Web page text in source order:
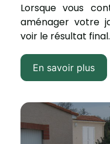
Lorsque vous
aménager votre
voir le résultat final.
En savoir plus